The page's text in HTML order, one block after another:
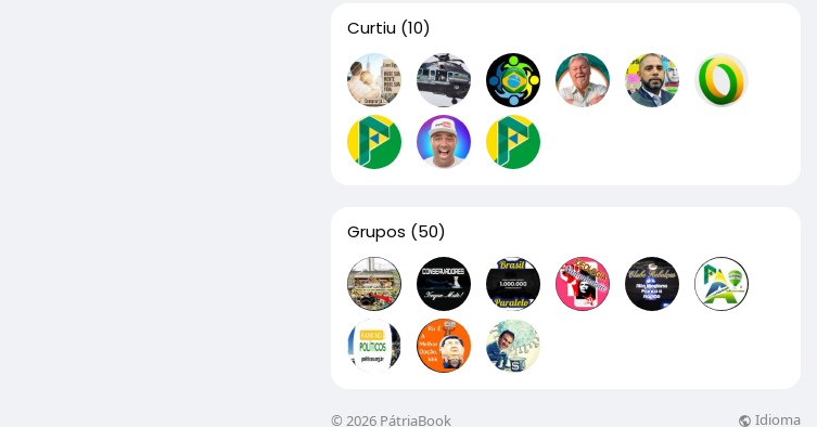
Curtiu (10)
Grupos (50)
© 2026 PátriaBook Idioma